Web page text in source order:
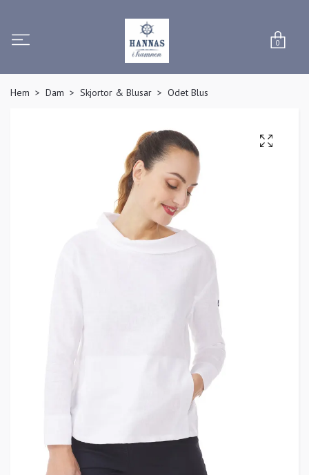
0
Hem Dam Skjortor & Blusar Odet Blus